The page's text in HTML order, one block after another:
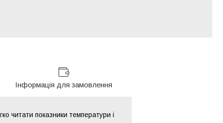
Інформація для замовлення
читати показники температури і